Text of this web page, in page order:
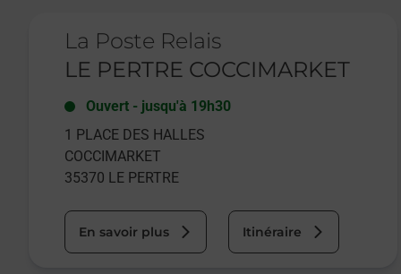
La Poste Relais
LE PERTRE COCCIMARKET
Ouvert - jusqu'à 19h30
1 PLACE DES HALLES
COCCIMARKET
35370 LE PERTRE
En savoir plus Itinéraire